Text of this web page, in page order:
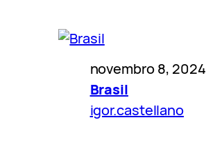
novembro 8, 2024
Brasil
igor.castellano